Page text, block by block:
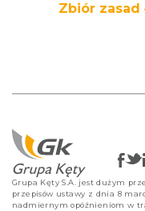
Zbiór zasad
Grupa Kęty S.A. jest dużym
przepisów ustawy z dnia 8
nadmiernym opóźnieniom w